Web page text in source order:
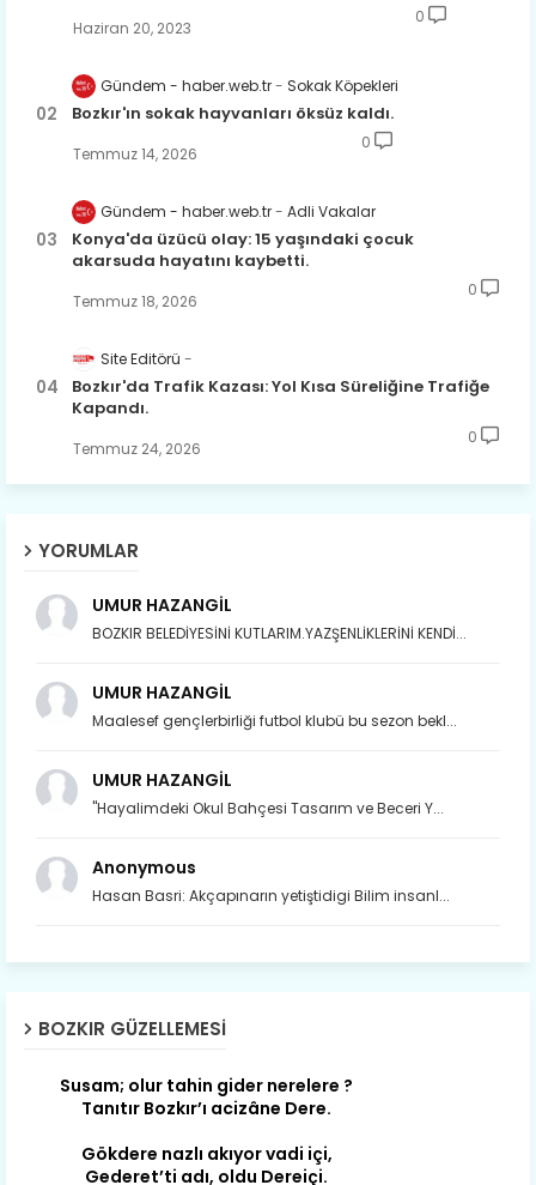
Haziran 20, 2023
0
Gündem - haber.web.tr Sokak Köpekleri
Bozkır'ın sokak hayvanları öksüz kaldı.
Temmuz 14, 2026
0
Gündem - haber.web.tr Adli Vakalar
Konya'da üzücü olay: 15 yaşındaki çocuk
akarsuda hayatını kaybetti.
Temmuz 18, 2026
0
Site Editörü
Bozkır'da Trafik Kazası: Yol Kısa Süreliğine Trafiğe
Kapandı.
Temmuz 24, 2026
0
YORUMLAR
UMUR HAZANGİL
BOZKIR BELEDİYESİNİ KUTLARIM.YAZŞENLİKLERİNİ KENDİ...
UMUR HAZANGİL
Maalesef gençlerbirliği futbol klubü bu sezon bekl...
UMUR HAZANGİL
"Hayalimdeki Okul Bahçesi Tasarım ve Beceri Y...
Anonymous
Hasan Basri: Akçapınarın yetiştidigi Bilim insanl...
BOZKIR GÜZELLEMESI
Son yıllarda orda yok artık ağlayan,
Susam; olur tahin gider nerelere ?
Gökdere nazlı akıyor vadi içi,
Gederet’ti adı, oldu Dereiçi.
Gökdere kıyıları yapılmış bağlar, Mert